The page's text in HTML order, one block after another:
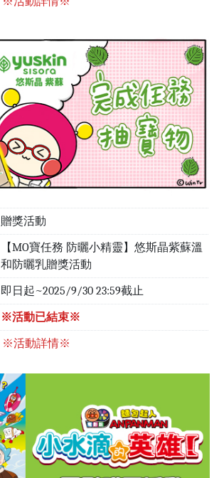
贈獎活動
【MO寶任務 防曬小精靈】悠斯晶紫蘇溫
和防曬乳贈獎活動
即日起~2025/9/30 23:59截止
※活動已結束※
※活動詳情※